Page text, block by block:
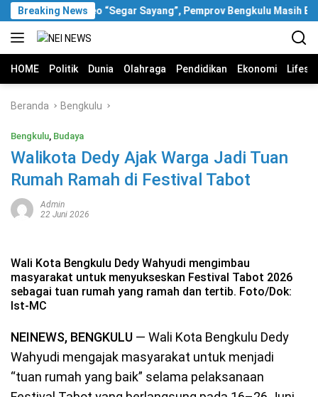
Langsung
ke
konten
Breaking News
Soal Video “Segar Sayang”, Pemprov Bengkulu Masih
HOME Politik Dunia Olahraga Pendidikan Ekonomi
Beranda Bengkulu
Bengkulu, Budaya
Walikota Dedy Ajak Warga Jadi Tuan
Rumah Ramah di Festival Tabot
Admin
22 Juni 2026
Wali Kota Bengkulu Dedy Wahyudi mengimbau
masyarakat untuk menyukseskan Festival Tabot 2026
sebagai tuan rumah yang ramah dan tertib. Foto/Dok:
Ist-MC
NEINEWS, BENGKULU — Wali Kota Bengkulu Dedy
Wahyudi mengajak masyarakat untuk menjadi
“tuan rumah yang baik” selama pelaksanaan